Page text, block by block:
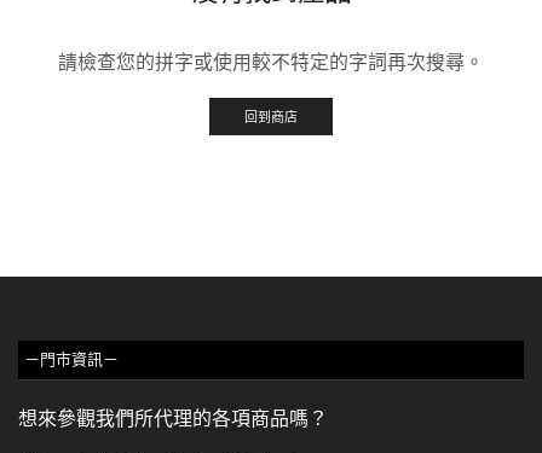
請檢查您的拼字或使用較不特定的字詞再次搜尋。
回到商店
－門市資訊－
想來參觀我們所代理的各項商品嗎？